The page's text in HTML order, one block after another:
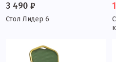
3 490 ₽
Стол Лидер 6